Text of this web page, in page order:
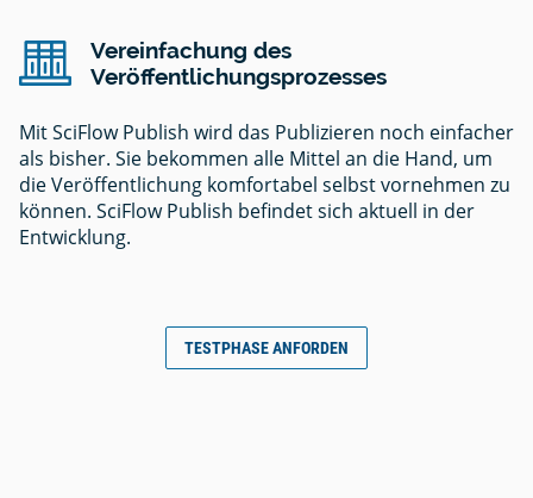
Vereinfachung des
Veröffentlichungsprozesses
Mit SciFlow Publish wird das Publizieren noch einfacher
als bisher. Sie bekommen alle Mittel an die Hand, um
die Veröffentlichung komfortabel selbst vornehmen zu
können. SciFlow Publish befindet sich aktuell in der
Entwicklung.
TESTPHASE ANFORDEN